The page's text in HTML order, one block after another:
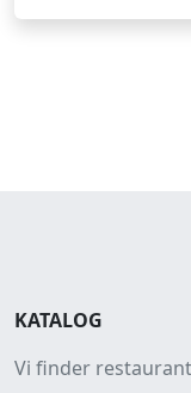
KATALOG
Vi finder